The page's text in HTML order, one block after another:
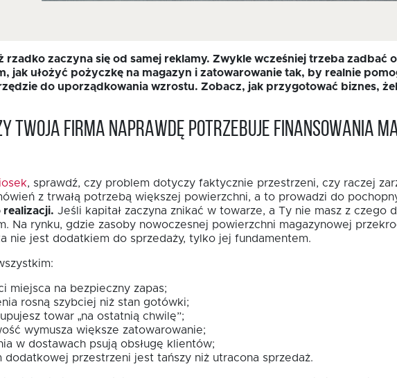
rzadko zaczyna się od samej reklamy. Zwykle wcześniej trzeba
jak ułożyć pożyczkę na magazyn i zatowarowanie tak, by realnie
do uporządkowania wzrostu. Zobacz, jak przygotować biznes,
Twoja firma naprawdę potrzebuje finansowania
, sprawdź, czy problem dotyczy faktycznie przestrzeni, czy raczej
z trwałą potrzebą większej powierzchni, a to prowadzi do
realizacji. Jeśli kapitał zaczyna znikać w towarze, a Ty nie masz z
Na rynku, gdzie zasoby nowoczesnej powierzchni magazynowej
nie jest dodatkiem do sprzedaży, tylko jej fundamentem.
miejsca na bezpieczny zapas;
rosną szybciej niż stan gotówki;
towar „na ostatnią chwilę”;
wymusza większe zatowarowanie;
w dostawach psują obsługę klientów;
dodatkowej przestrzeni jest tańszy niż utracona sprzedaż.